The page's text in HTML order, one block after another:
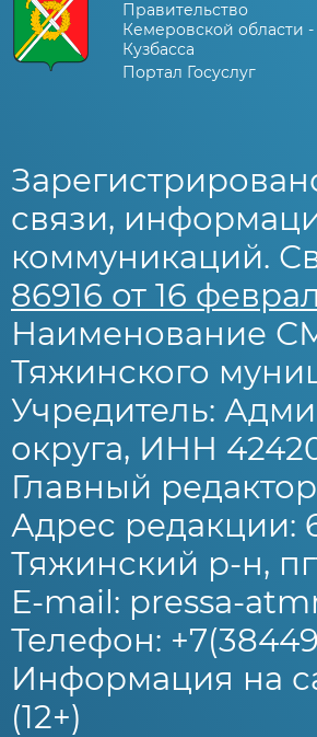
Правительство
Кемеровской области -
Кузбасса
Портал Госуслуг
связи,
коммуникаций.
86916 от 16
Наименование
Тяжинского
Учредитель:
округа, ИНН
Главный
Адрес редакции:
Тяжинский р-н,
E-mail: pressa-
Телефон:
Информация на
(12+)